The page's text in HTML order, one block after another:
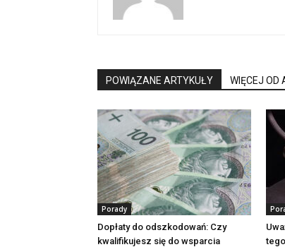
POWIĄZANE ARTYKUŁY WIĘCEJ OD
Porady
Dopłaty do odszkodowań: Czy
kwalifikujesz się do wsparcia